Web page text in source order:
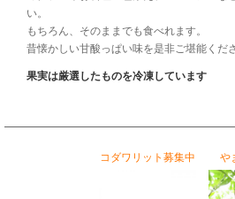
い。
もちろん、そのままでも食べれます。
昔懐かしい甘酸っぱい味を是非ご堪能くだ
果実は厳選したものを冷凍しています
コダワリット募集中 や